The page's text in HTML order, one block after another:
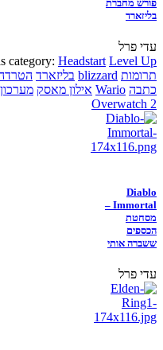
פורש מחברת
בליזארד
עדי פרל
category: Headstart Level Up
תרומות blizzard בליזארד
כתבה Wario אילון מאסק מערכון
Overwatch 2
Diablo
Immortal –
מסחטת
הכספים
ששברה אותי
עדי פרל